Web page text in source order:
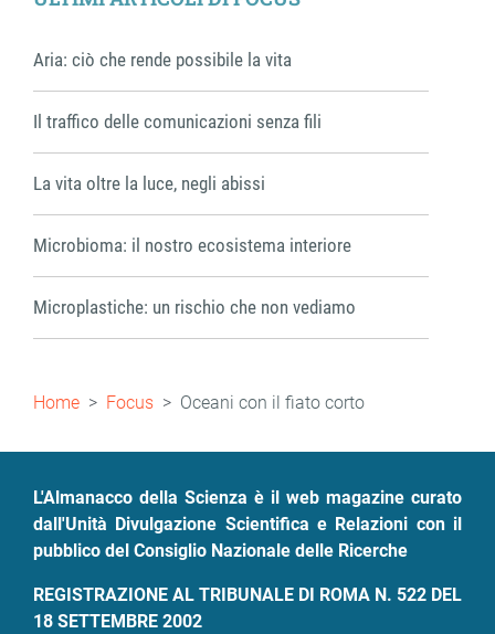
Aria: ciò che rende possibile la vita
Il traffico delle comunicazioni senza fili
La vita oltre la luce, negli abissi
Microbioma: il nostro ecosistema interiore
Microplastiche: un rischio che non vediamo
Briciole
Home Focus Oceani con il fiato corto
L'Almanacco della Scienza è il web magazine curato
dall'Unità Divulgazione Scientifica e Relazioni con il
pubblico del Consiglio Nazionale delle Ricerche
REGISTRAZIONE AL TRIBUNALE DI ROMA N. 522 DEL
18 SETTEMBRE 2002